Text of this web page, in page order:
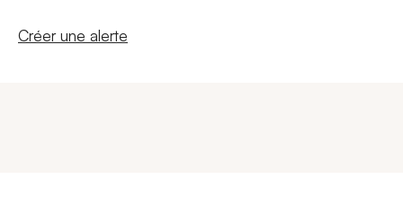
Nouvelle fenêtre
Créer une alerte